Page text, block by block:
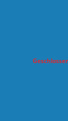
Klicken, um